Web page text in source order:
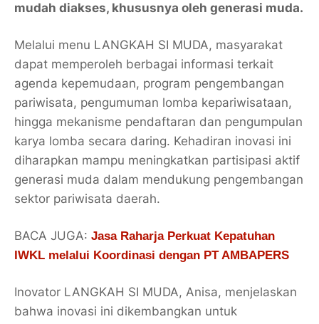
mudah diakses, khususnya oleh generasi muda.
Melalui menu LANGKAH SI MUDA, masyarakat
dapat memperoleh berbagai informasi terkait
agenda kepemudaan, program pengembangan
pariwisata, pengumuman lomba kepariwisataan,
hingga mekanisme pendaftaran dan pengumpulan
karya lomba secara daring. Kehadiran inovasi ini
diharapkan mampu meningkatkan partisipasi aktif
generasi muda dalam mendukung pengembangan
sektor pariwisata daerah.
BACA JUGA: Jasa Raharja Perkuat Kepatuhan
IWKL melalui Koordinasi dengan PT AMBAPERS
Inovator LANGKAH SI MUDA, Anisa, menjelaskan
bahwa inovasi ini dikembangkan untuk